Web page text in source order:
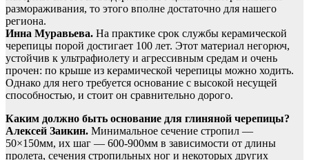
размораживания, то этого вполне достаточно для нашего
региона.
Инна Муравьева. На практике срок службы керамической
черепицы порой достигает 100 лет. Этот материал негорюч,
устойчив к ультрафиолету и агрессивным средам и очень
прочен: по крыше из керамической черепицы можно ходить.
Однако для него требуется основание с высокой несущей
способностью, и стоит он сравнительно дорого.
Каким должно быть основание для глиняной черепицы?
Алексей Заикин. Минимальное сечение стропил —
50×150мм, их шаг — 600-900мм в зависимости от длины
пролета, сечения стропильных ног и некоторых других